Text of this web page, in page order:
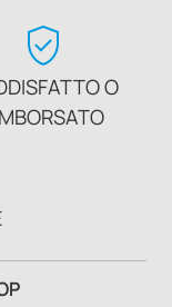
verified_user
O